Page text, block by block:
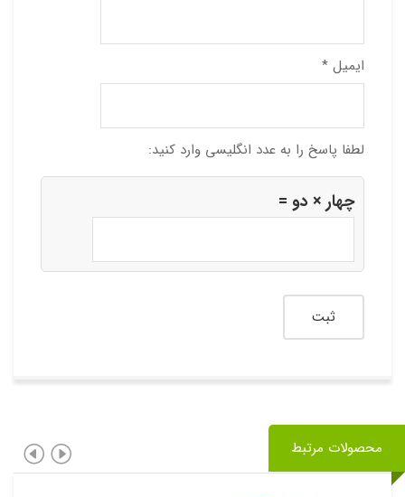
ایمیل *
لطفا پاسخ را به عدد انگلیسی وارد کنید:
چهار × دو =
محصولات مرتبط